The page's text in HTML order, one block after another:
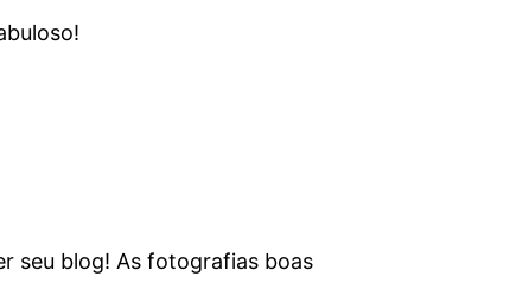
seu blog! As fotografias boas